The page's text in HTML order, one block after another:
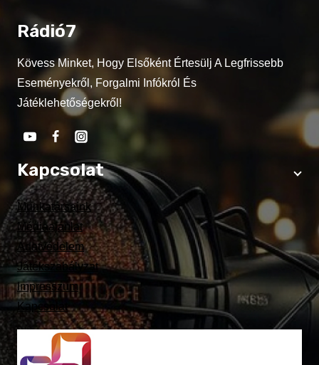
Rádió7
Kövess Minket, Hogy Elsőként Értesülj A Legfrissebb
Eseményekről, Forgalmi Infókról És
Játéklehetőségekről!
Kapcsolat
Munkatársaink
Médiaajánlat
Adatvédelem
Játékszabályzat
Impresszum
Kapcsolat